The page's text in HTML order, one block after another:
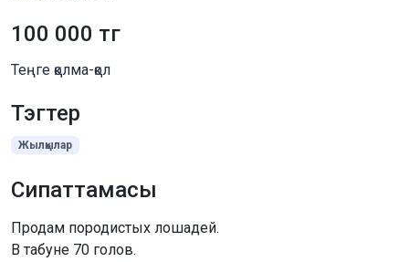
100 000 тг
Теңге қолма-қол
Тэгтер
Жылқылар
Сипаттамасы
Продам породистых лошадей.
В табуне 70 голов.